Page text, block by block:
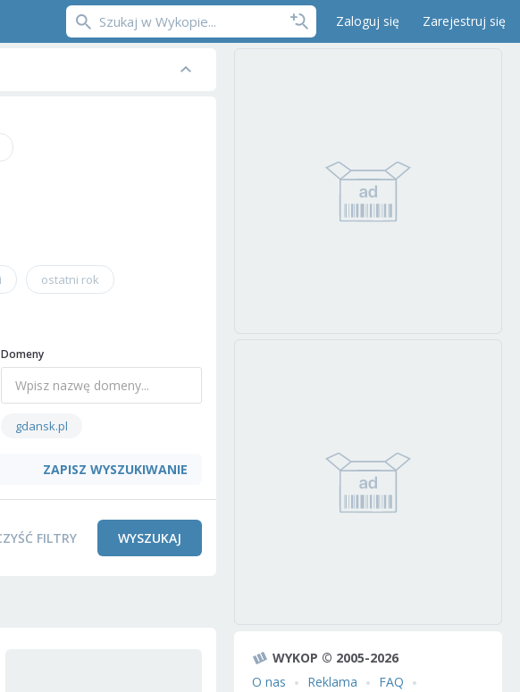
Zaloguj się Zarejestruj się
ostatni rok
Domeny
gdansk.pl
ZAPISZ WYSZUKIWANIE
FILTRY WYSZUKAJ
WYKOP © 2005-2026
O nas
Reklama
FAQ